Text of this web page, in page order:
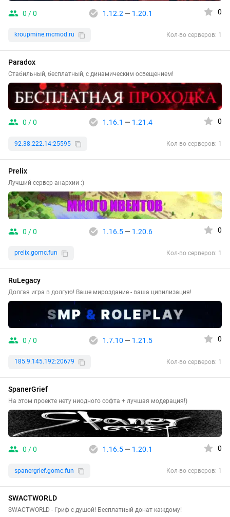
0 / 0 1.12.2 — 1.20.1 0
kroupmine.mcmod.ru Кол-во серверов: 1
Paradox
Стабильный, бесплатный, с динамическим освещением!
0 / 0 1.16.1 — 1.21.4 0
92.38.222.14:25595 Кол-во серверов: 1
Prelix
Лучший сервер анархии :)
0 / 0 1.16.5— 1.20.6 0
prelix.gomc.fun Кол-во серверов: 1
RuLegacy
Долгая игра в долгую! Ваше мироздание - ваша цивилизация!
0 / 0 1.7.10 — 1.21.5 0
185.9.145.192:20679 Кол-во серверов: 1
SpanerGrief
На этом проекте нету ниодного софта + лучшая модерация!)
0 / 0 1.16.5— 1.20.1 0
spanergrief.gomc.fun Кол-во серверов: 1
SWACTWORLD
SWACTWORLD - Гриф с душой! Бесплатный донат каждому!